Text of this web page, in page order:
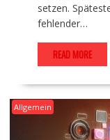
setzen.
fehlender…
READ MORE
Allgemein